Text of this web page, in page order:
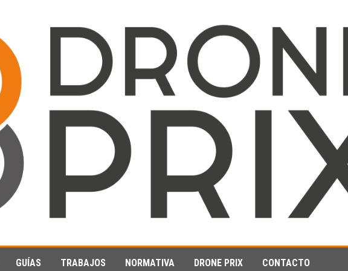
GUÍAS TRABAJOS NORMATIVA DRONE PRIX CONTACTO